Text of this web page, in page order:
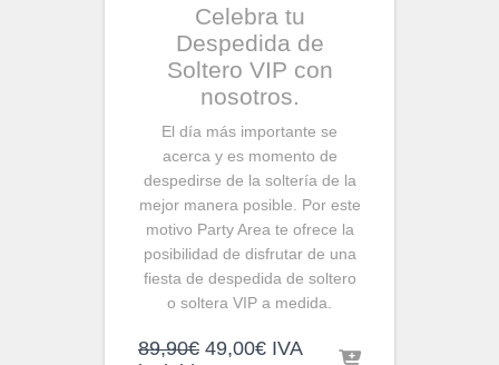
Celebra tu
Despedida de
Soltero VIP con
nosotros.
El día más importante se
acerca y es momento de
despedirse de la soltería de la
mejor manera posible. Por este
motivo Party Area te ofrece la
posibilidad de disfrutar de una
fiesta de despedida de soltero
o soltera VIP a medida.
89,90€ El
49,00€ElIVA